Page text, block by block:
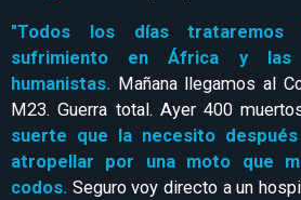
"Todos los días trataremos
sufrimiento en África y las
humanistas. Mañana llegamos al
M23. Guerra total. Ayer 400
suerte que la necesito
atropellar por una moto que
codos. Seguro voy directo a un